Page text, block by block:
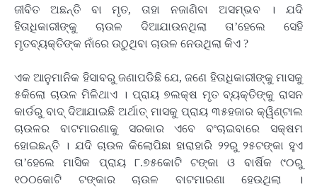
ଜୀବିତ ଅଛନ୍ତି ବା ମୃତ, ତାହା ନଜାଣିବା ଅସମ୍ଭବ । ଯଦି
ହିତାଧିକାରୀଙ୍କୁ ଚାଉଳ ଦିଆଯାଉନଥିଲା ତା’ହେଲେ ସେହି
ମୃତବ୍ୟକ୍ତିଙ୍କ ନାଁରେ ଉଠୁଥିବା ଚାଉଳ ନେଉଥିଲା କିଏ ?
ଏକ ଆନୁମାନିକ ହିସାବରୁ ଜଣାପଡିଛି ଯେ, ଜଣେ ହିତାଧିକାରୀଙ୍କୁ ମାସକୁ
୫କିଲୋ ଚାଉଳ ମିଳିଥାଏ । ପ୍ରାୟ ୭ଲକ୍ଷ ମୃତ ବ୍ୟକ୍ତିଙ୍କୁ ରାସନ
କାର୍ଡରୁ ବାଦ୍ ଦିଆଯାଇଛି ଅର୍ଥାତ୍ ମାସକୁ ପ୍ରାୟ ୩୫ହଜାର କ୍ୱିଣ୍ଟାଲ
ଚାଉଳର ବାଟମାରଣାକୁ ସରକାର ଏବେ ବଂଚାଇବାରେ ସକ୍ଷମ
ହୋଇଛନ୍ତି । ଯଦି ଚାଉଳ କିଲୋପିଛା ହାରାହାରି ୨୨ରୁ ୨୫ଟଙ୍କା ହୁଏ
ତା’ହେଲେ ମାସିକ ପ୍ରାୟ ୮.୭୫କୋଟି ଟଙ୍କା ଓ ବାର୍ଷିକ ୯୦ରୁ
୧୦୦କୋଟି ଟଙ୍କାର ଚାଉଳ ବାଟମାରଣା ହେଉଥିଲା ।